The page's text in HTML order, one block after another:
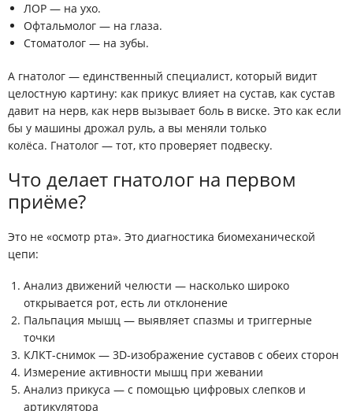
ЛОР — на ухо.
Офтальмолог — на глаза.
Стоматолог — на зубы.
А гнатолог — единственный специалист, который видит
целостную картину: как прикус влияет на сустав, как сустав
давит на нерв, как нерв вызывает боль в виске. Это как если
бы у машины дрожал руль, а вы меняли только
колёса. Гнатолог — тот, кто проверяет подвеску.
Что делает гнатолог на первом
приёме?
Это не «осмотр рта». Это диагностика биомеханической
цепи:
Анализ движений челюсти — насколько широко
открывается рот, есть ли отклонение
Пальпация мышц — выявляет спазмы и триггерные
точки
КЛКТ-снимок — 3D-изображение суставов с обеих сторон
Измерение активности мышц при жевании
Анализ прикуса — с помощью цифровых слепков и
артикулятора